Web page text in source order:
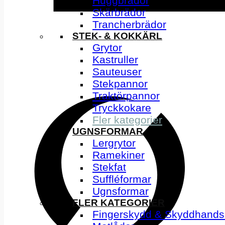
Skärbrädor
Trancherbrädor
STEK- & KOKKÄRL
Grytor
Kastruller
Sauteuser
Stekpannor
Traktörpannor
Tryckkokare
Fler kategorier
UGNSFORMAR
Lergrytor
Ramekiner
Stekfat
Suffléformar
Ugnsformar
FLER KATEGORIER
Fingerskydd &